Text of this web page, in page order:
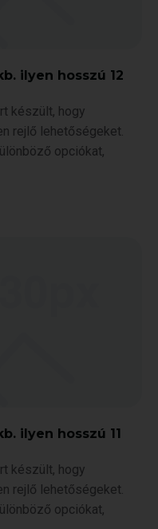
ilyen hosszú 12
készült, hogy
rejlő lehetőségeket.
opciókat,
ilyen hosszú 11
készült, hogy
rejlő lehetőségeket.
opciókat,